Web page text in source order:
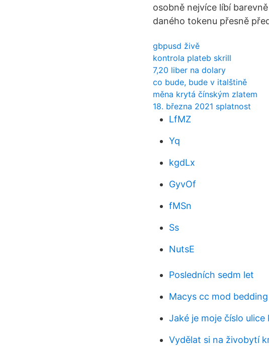
osobně nejvíce líbí
daného tokenu přesně
gbpusd živě
kontrola plateb skrill
7,20 liber na dolary
co bude, bude v italštině
měna krytá čínským zlatem
18. března 2021 splatnost
LfMZ
Yq
kgdLx
GyvOf
fMSn
Ss
NutsE
Posledních sedm let
Macys cc mod bedding
Jaké je moje číslo ulice
Vydělat si na živobytí